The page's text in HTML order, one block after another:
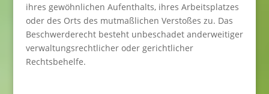
ihres gewöhnlichen Aufenthalts, ihres Arbeitsplatzes
oder des Orts des mutmaßlichen Verstoßes zu. Das
Beschwerderecht besteht unbeschadet anderweitiger
verwaltungsrechtlicher oder gerichtlicher
Rechtsbehelfe.